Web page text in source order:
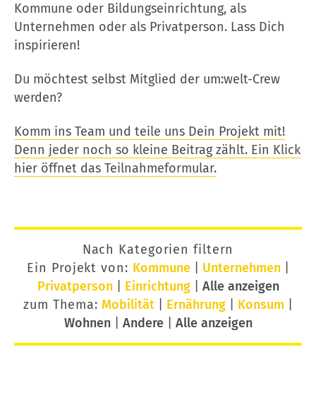
Kommune oder Bildungseinrichtung, als
Unternehmen oder als Privatperson. Lass Dich
inspirieren!
Du möchtest selbst Mitglied der um:welt-Crew
werden?
Komm ins Team und teile uns Dein Projekt mit!
Denn jeder noch so kleine Beitrag zählt. Ein Klick
hier öffnet das Teilnahmeformular.
Nach Kategorien filtern
Ein Projekt von: Kommune| Unternehmen|
Privatperson| Einrichtung| Alle anzeigen
zum Thema: Mobilität Ernährung Konsum
Wohnen| Andere| Alle anzeigen